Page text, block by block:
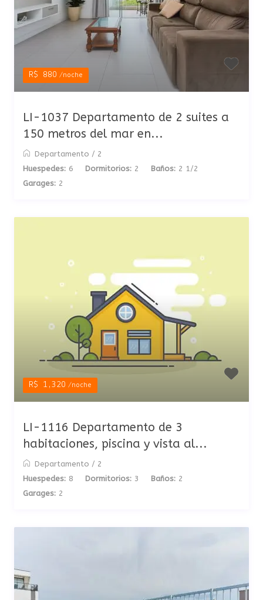
R$ 880/noche
LI-1037 Departamento de 2 suites a
150 metros del mar en...
Departamento / 2
Huespedes: 6 Dormitorios: 2 Baños: 2 1/2
Garages: 2
R$ 1,320/noche
LI-1116 Departamento de 3
habitaciones, piscina y vista al...
Departamento / 2
Huespedes: 8 Dormitorios: 3 Baños: 2
Garages: 2